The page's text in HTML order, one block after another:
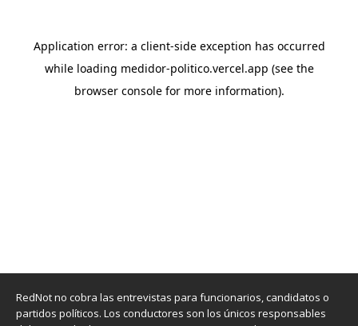
RedNot no cobra las entrevistas para funcionarios, candidatos o
partidos políticos. Los conductores son los únicos responsables